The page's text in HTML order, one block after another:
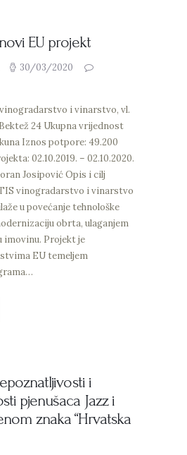
EU projekt
30/03/2020
i vinarstvo, vl.
24 Ukupna vrijednost
Iznos potpore: 49.200
02.10.2019. – 02.10.2020.
Josipović Opis i cilj
vinogradarstvo i vinarstvo
u povećanje tehnološke
obrta, ulaganjem
imovinu. Projekt je
EU temeljem
i
pjenušaca Jazz i
znaka “Hrvatska